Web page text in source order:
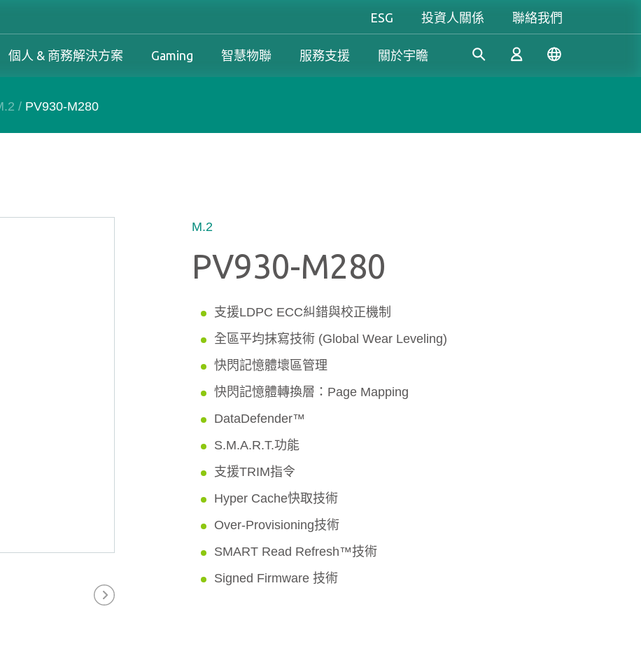
ESG 投資人關係 聯絡我們
工控解決方案總覽
了解更多
個人 & 商務解決方案
個人 & 商務解決方案總覽
資料。
了解更多
Gaming
Gaming 總覽
了解更多
智慧物聯 服務支援
產品變更和停產政策
關於宇瞻
/ PV930-M280
M.2
PV930-M280
支援LDPC ECC糾錯與校正機制
全區平均抹寫技術 (Global Wear Leveling)
快閃記憶體壞區管理
快閃記憶體轉換層：Page Mapping
DataDefender™
S.M.A.R.T.功能
支援TRIM指令
Hyper Cache快取技術
Over-Provisioning技術
SMART Read Refresh™技術
Signed Firmware 技術